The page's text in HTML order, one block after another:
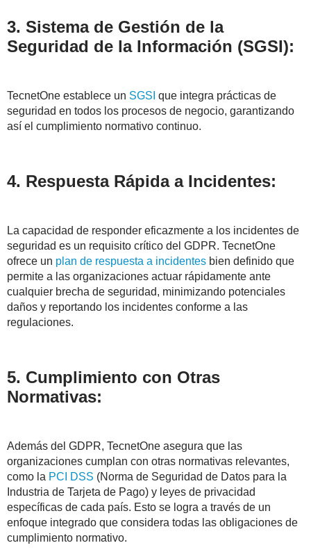
3. Sistema de Gestión de la
Seguridad de la Información (SGSI):
TecnetOne establece un SGSI que integra prácticas de
seguridad en todos los procesos de negocio, garantizando
así el cumplimiento normativo continuo.
4. Respuesta Rápida a Incidentes:
La capacidad de responder eficazmente a los incidentes de
seguridad es un requisito crítico del GDPR. TecnetOne
ofrece un plan de respuesta a incidentes bien definido que
permite a las organizaciones actuar rápidamente ante
cualquier brecha de seguridad, minimizando potenciales
daños y reportando los incidentes conforme a las
regulaciones.
5. Cumplimiento con Otras
Normativas:
Además del GDPR, TecnetOne asegura que las
organizaciones cumplan con otras normativas relevantes,
como la PCI DSS (Norma de Seguridad de Datos para la
Industria de Tarjeta de Pago) y leyes de privacidad
específicas de cada país. Esto se logra a través de un
enfoque integrado que considera todas las obligaciones de
cumplimiento normativo.